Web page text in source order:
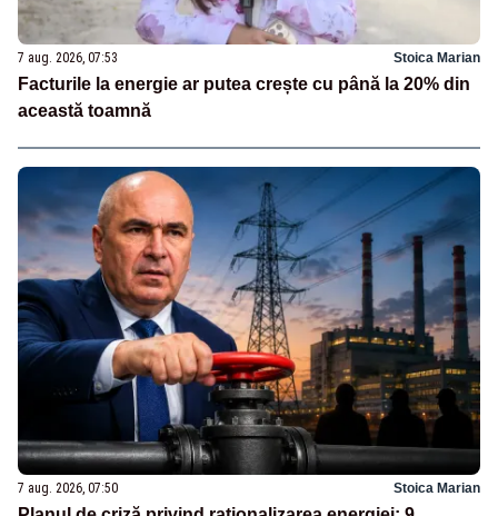
7 aug. 2026, 07:53 Stoica Marian
Facturile la energie ar putea crește cu până la 20% din
această toamnă
7 aug. 2026, 07:50 Stoica Marian